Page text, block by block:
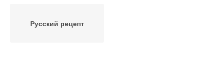
Русский рецепт